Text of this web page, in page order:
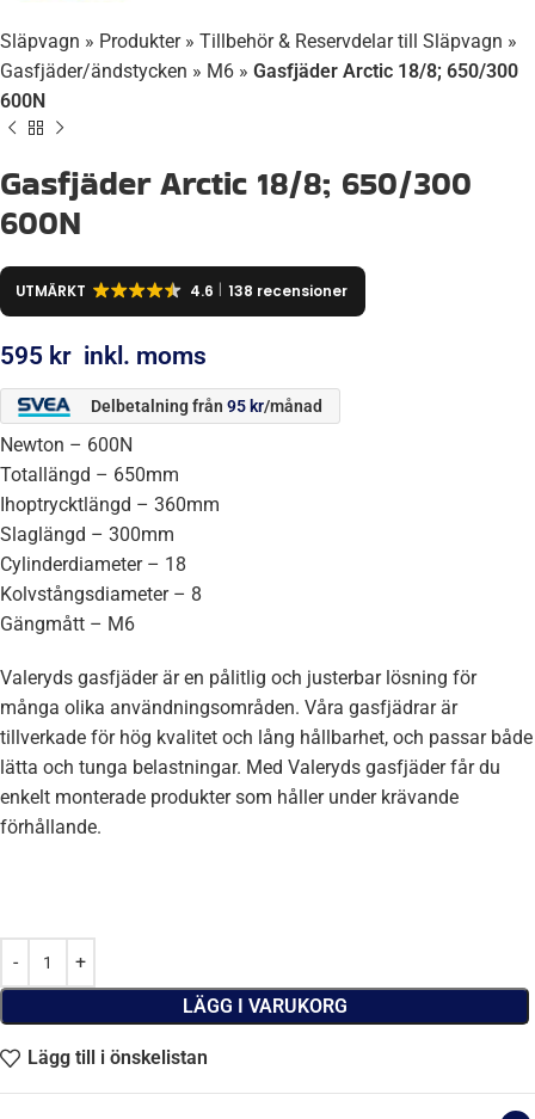
Släpvagn » Produkter» Tillbehör & Reservdelar till Släpvagn »
Gasfjäder/ändstycken » M6 » Gasfjäder Arctic 18/8; 650/300
600N
Gasfjäder Arctic 18/8; 650/300
600N
UTMÄRKT 4.6 138 recensioner
595 kr inkl. moms
Delbetalning från 95kr/månad
Newton – 600N
Totallängd – 650mm
Ihoptrycktlängd – 360mm
Slaglängd – 300mm
Cylinderdiameter – 18
Kolvstångsdiameter – 8
Gängmått – M6
Valeryds gasfjäder är en pålitlig och justerbar lösning för
många olika användningsområden. Våra gasfjädrar är
tillverkade för hög kvalitet och lång hållbarhet, och passar både
lätta och tunga belastningar. Med Valeryds gasfjäder får du
enkelt monterade produkter som håller under krävande
förhållande.
LÄGG I VARUKORG
Lägg till i önskelistan